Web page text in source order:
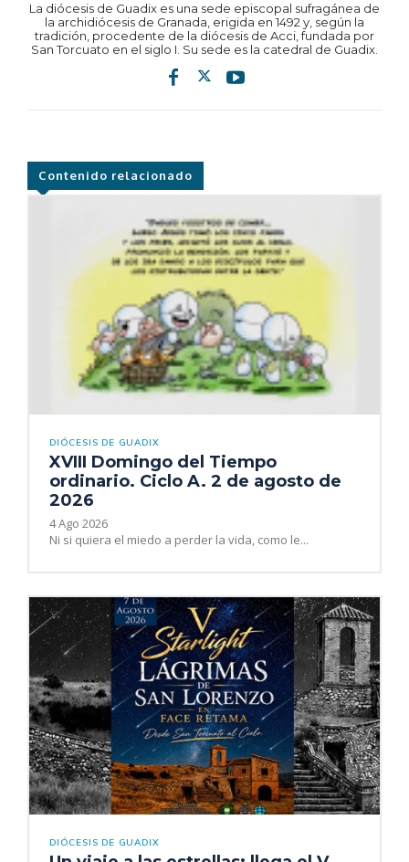
La diócesis de Guadix es una sede episcopal sufragánea de
la archidiócesis de Granada, erigida en 1492 y, según la
tradición, procedente de la diócesis de Acci, fundada por
San Torcuato en el siglo I. Su sede es la catedral de Guadix.
Contenido relacionado
DIÓCESIS DE GUADIX
XVIII Domingo del Tiempo
ordinario. Ciclo A. 2 de agosto de
2026
4 Ago 2026
Ni si quiera el miedo a perder la vida, como le...
DIÓCESIS DE GUADIX